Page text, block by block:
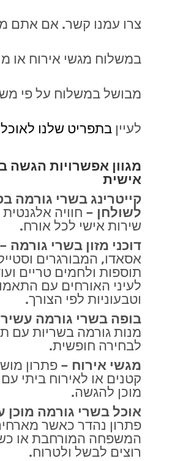
צרו עמנו קשר. אם אתם
במשלוח מגשי אירוח או
מבושל במשלוח על פי
לעיין בתפריט שלנו לאוכל
מגוון אפשרויות
אישית
קייטרינג בשרי גורמה
לשולחן – חוויה
שירות אישי לכל אורח.
דוכני מזון בשרי גורמה –
אסאדו, המבורגרים
תוספות ולחמים טריים
לעיני האורחים עם
וטבעוניות לפי הצורך.
בופה בשרי גורמה עשיר
מנות גורמה בשריות עם
לבחירה חופשית.
מגשי אירוח – פתרון
קטנים או לאירוח ביתי
מוכן להגשה.
אוכל בשרי גורמה מוכן
פתרון נהדר כאשר
המשפחה המורחבת או
רוצים לבשל ולטרוח.